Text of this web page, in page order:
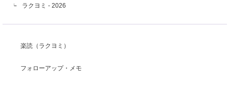
ラクヨミ - 2026
楽読（ラクヨミ）
フォローアップ・メモ